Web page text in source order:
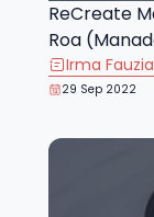
ReCreate
Roa
Irma Fauzia
29 Sep 2022